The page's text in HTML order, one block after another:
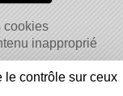
cookies
inapproprié
le contrôle sur ceux